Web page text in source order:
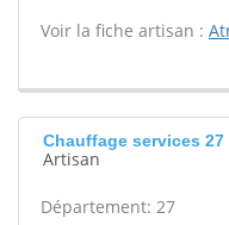
Voir la fiche artisan :
Chauffage services
Artisan
Département: 27